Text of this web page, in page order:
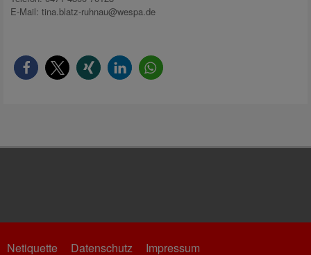
E-Mail: tina.blatz-ruhnau@wespa.de
Netiquette Datenschutz Impressum